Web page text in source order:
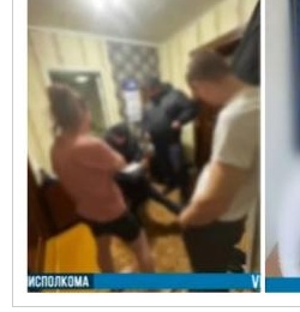
Дыскрымінацыя
Затрыманьні
Карная псыхіятрыя
КПЧ ААН
Культурныя правы
ЛПП
Мігранты